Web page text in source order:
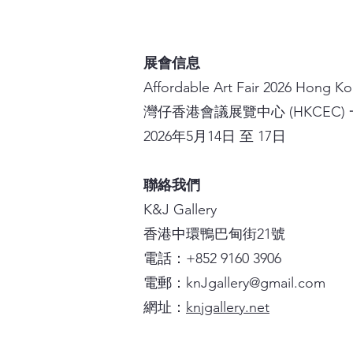
展會信息
Affordable Art Fair 2026 Hong
灣仔香港會議展覽中心 (HKCEC)
2026年5月14日 至 17日
聯絡我們
K&J Gallery
香港中環鴨巴甸街21號
電話：+852 9160 3906
電郵：knJgallery@gmail.com
網址： knjgallery.net